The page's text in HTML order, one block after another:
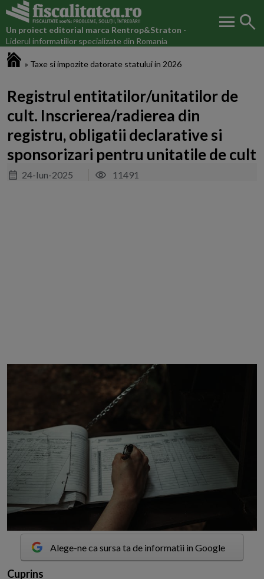
Un proiect editorial marca Rentrop&Straton -
Liderul informatiilor specializate din Romania
menu search
» Taxe si impozite datorate statului in 2026
Registrul entitatilor/unitatilor de
cult. Inscrierea/radierea din
registru, obligatii declarative si
sponsorizari pentru unitatile de cult
24-Iun-2025 11491
Alege-ne ca sursa ta de informatii in Google
Cuprins